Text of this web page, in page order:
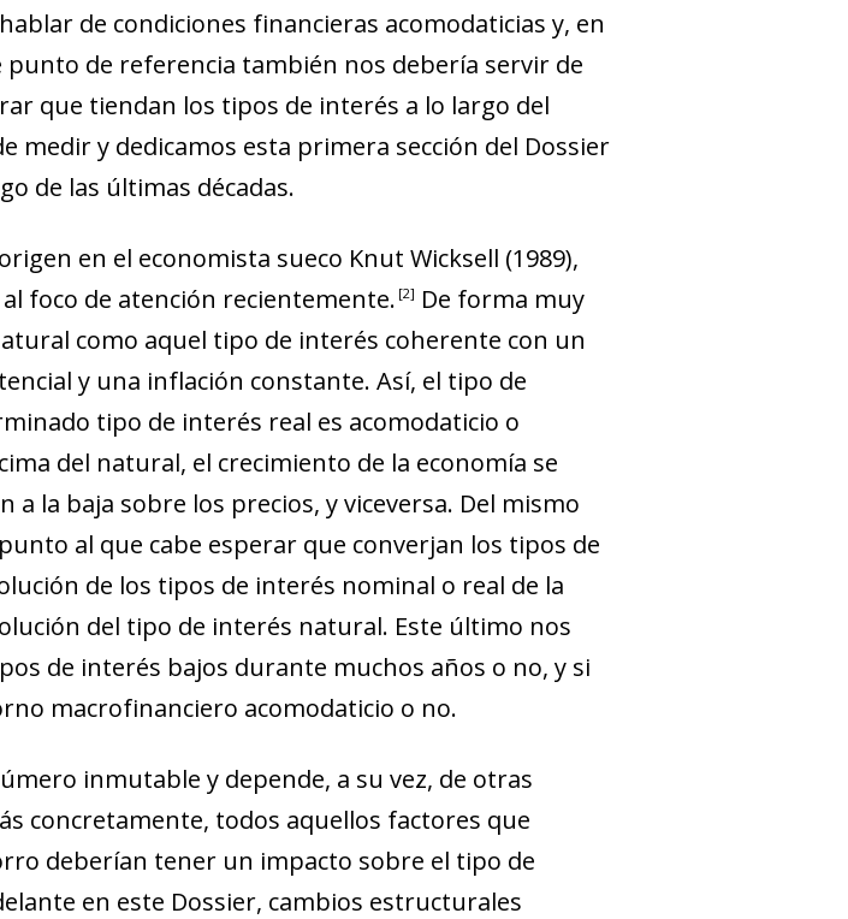
de condiciones financieras acomodaticias y, en
de referencia también nos debería servir de
que tiendan los tipos de interés a lo largo del
medir y dedicamos esta primera sección del Dossier
de las últimas décadas.
en el economista sueco Knut Wicksell (1989),
foco de atención recientemente. 2
De forma muy
como aquel tipo de interés coherente con un
y una inflación constante. Así, el tipo de
tipo de interés real es acomodaticio o
del natural, el crecimiento de la economía se
la baja sobre los precios, y viceversa. Del mismo
al que cabe esperar que converjan los tipos de
de los tipos de interés nominal o real de la
del tipo de interés natural. Este último nos
de interés bajos durante muchos años o no, y si
macrofinanciero acomodaticio o no.
inmutable y depende, a su vez, de otras
concretamente, todos aquellos factores que
deberían tener un impacto sobre el tipo de
en este Dossier, cambios estructurales